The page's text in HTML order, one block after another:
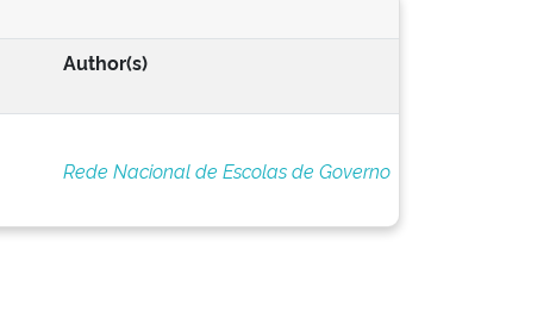
Author(s)
Rede Nacional de Escolas de Governo